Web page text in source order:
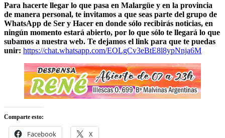
Para hacerte llegar lo que pasa en Malargüe y en la provincia
de manera personal, te invitamos a que seas parte del grupo de
WhatsApp de Ser y Hacer en donde sólo recibirás noticias, en
ningún momento estará abierto, por lo que sólo te llegará lo que
subamos a nuestra web. Te dejamos el link para que te puedas
unir: https://chat.whatsapp.com/EOLgCv3eBtE8l8ypNnja6M
Comparte esto:
Facebook X